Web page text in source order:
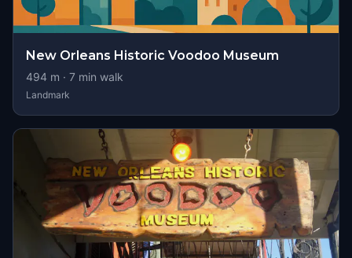
New Orleans Historic Voodoo Museum
494 m · 7 min walk
Landmark